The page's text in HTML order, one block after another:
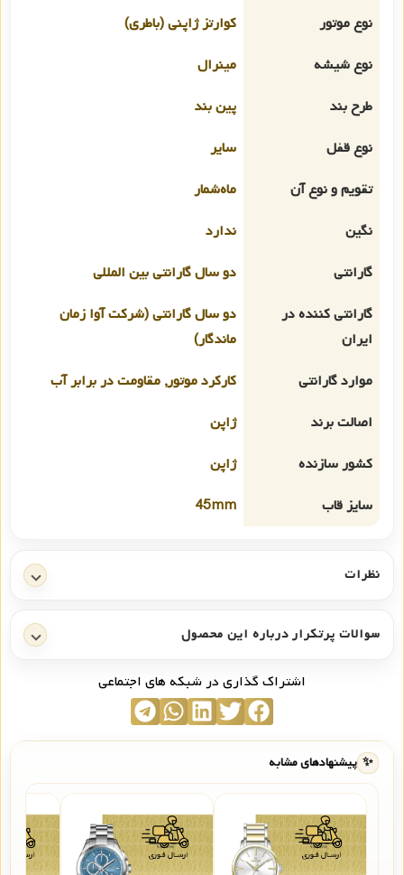
نوع موتور
کوارتز ژاپنی (باطری)
نوع شیشه
مینرال
طرح بند
پین بند
نوع قفل
سایر
تقویم و نوع آن
ماه‌شمار
نگین
ندارد
گارانتی
دو سال گارانتی بین المللی
گارانتی کننده در
ایران
دو سال گارانتی (شرکت آوا زمان
ماندگار)
موارد گارانتی
کارکرد موتور, مقاومت در برابر آب
اصالت برند
ژاپن
کشور سازنده
ژاپن
سایز قاب
45mm
نظرات
سوالات پرتکرار درباره این محصول
اشتراک گذاری در شبکه های اجتماعی
✨ پیشنهادهای مشابه